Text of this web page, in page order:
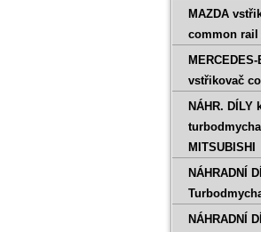
MAZDA
common rail
MERCEDES-
vstřikovač
NÁHR. DÍLY
MITSUBISHI
NÁHRADNÍ
NÁHRADNÍ